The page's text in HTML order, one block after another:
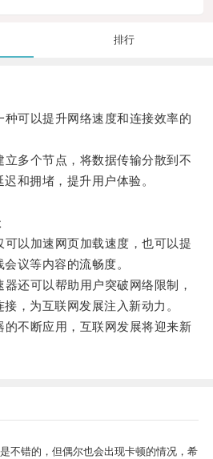
排行
可以提升网络速度和连接效率的
多个节点，将数据传输分散到不
和拥堵，提升用户体验。
以加速网页加载速度，也可以提
议等内容的流畅度。
可以帮助用户突破网络限制，
，为互联网发展注入新动力。
不断应用，互联网发展将迎来新
不错的，但偶尔也会出现卡顿的情况，希